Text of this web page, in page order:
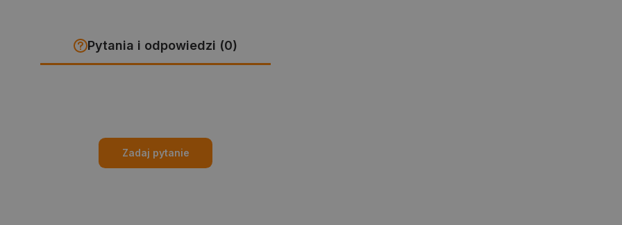
Pytania i odpowiedzi (0)
Zadaj pytanie